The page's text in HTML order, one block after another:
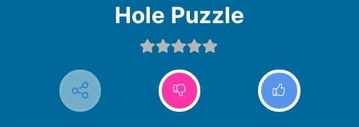
Hole Puzzle